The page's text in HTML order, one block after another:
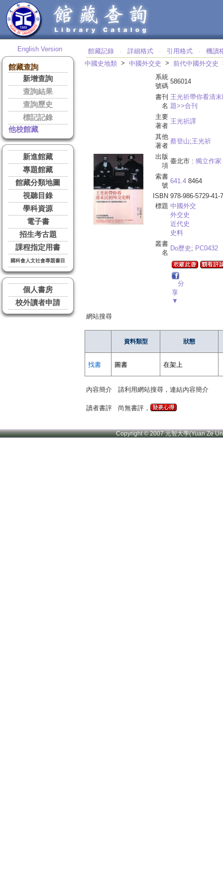
English Version
館藏查詢
新增查詢
查詢結果
查詢歷史
標記記錄
他校館藏
新進館藏
專題館藏
館藏分類地圖
視聽目錄
學科資源
電子書
招生考古題
課程指定用書
國科會人文社會專題書目
個人書房
校外讀者申請
館藏記錄 ‧ 詳細格式 ‧ 引用格式 ‧
機讀
中國史地類 > 中國外交史 > 前代中國外交史
系統
號碼
586014
書刊
名
王光祈帶你看清
題>>合刊
主要
著者
王光祈譯
其他
著者
蔡登山;王光祈
出版
項
臺北市 : 獨立作家
索書
號
641.4 8464
ISBN 978-986-5729-41-7
標題 中國外交
外交史
近代史
史料
叢書
名
Do歷史 ; PC0432
分
享
▼
網站搜尋
資料類型 狀態
找書 圖書 在架上
內容簡介 請利用網站搜尋，連結內容簡介
讀者書評 尚無書評，
Copyright © 2007 元智大學(Yuan Ze